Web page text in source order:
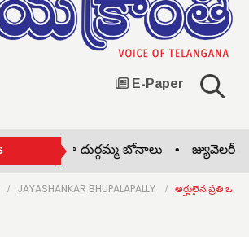
E-Paper
దుర్గమ్మ బోనాలు •జ్యువెలరీ
JAYASHANKAR BHUPALAPALLY అర్హులైన ప్రతి